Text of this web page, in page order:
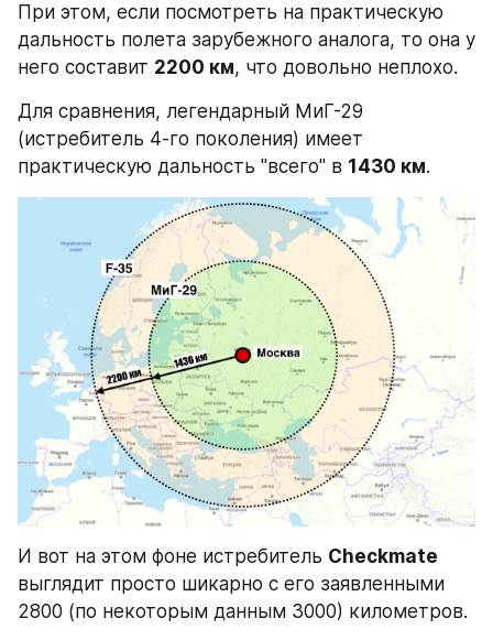
При этом, если посмотреть на практическую
дальность полета зарубежного аналога, то она у
него составит 2200 км, что довольно неплохо.
Для сравнения, легендарный МиГ-29
(истребитель 4-го поколения) имеет
практическую дальность "всего" в 1430 км.
И вот на этом фоне истребитель Checkmate
выглядит просто шикарно с его заявленными
2800 (по некоторым данным 3000) километров.